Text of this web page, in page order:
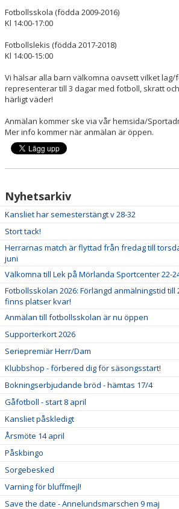
Fotbollsskola (födda 2009-2016)
Kl 14:00-17:00
Fotbollslekis (födda 2017-2018)
Kl 14:00-15:00
Vi hälsar alla barn välkomna oavsett vilket lag/
representerar till 3 dagar med fotboll, skratt
härligt väder!
Anmälan kommer ske via vår hemsida/
Mer info kommer när anmälan är öppen.
Nyhetsarkiv
Kansliet har semesterstängt v 28-32
Stort tack!
Herrarnas match är flyttad från fredag till
juni
Välkomna till Lek på Mörlanda Sportcenter 22-
Fotbollsskolan 2026: Förlängd anmälningstid till
finns platser kvar!
Anmälan till fotbollsskolan är nu öppen
Supporterkort 2026
Seriepremiär Herr/Dam
Klubbshop - förbered dig för säsongsstart!
Bokningserbjudande bröd - hämtas 17/4
Gåfotboll - start 8 april
Kansliet påskledigt
Årsmöte 14 april
Påskbingo
Sorgebesked
Varning för bluffmejl!
Save the date - Annelundsmarschen 9 maj